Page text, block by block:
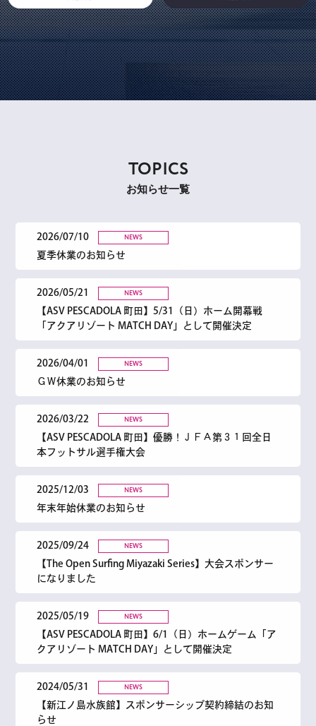
TOPICS
お知らせ一覧
2026/07/10 NEWS
夏季休業のお知らせ
2026/05/21 NEWS
【ASV PESCADOLA 町田】5/31（日）ホーム開幕戦
「アクアリゾート MATCH DAY」として開催決定
2026/04/01 NEWS
ＧＷ休業のお知らせ
2026/03/22 NEWS
【ASV PESCADOLA 町田】優勝！ＪＦＡ第３１回全日
本フットサル選手権大会
2025/12/03 NEWS
年末年始休業のお知らせ
2025/09/24 NEWS
【The Open Surfing Miyazaki Series】大会スポンサー
になりました
2025/05/19 NEWS
【ASV PESCADOLA 町田】6/1（日）ホームゲーム「ア
クアリゾート MATCH DAY」として開催決定
2024/05/31 NEWS
【新江ノ島水族館】スポンサーシップ契約締結のお知
らせ